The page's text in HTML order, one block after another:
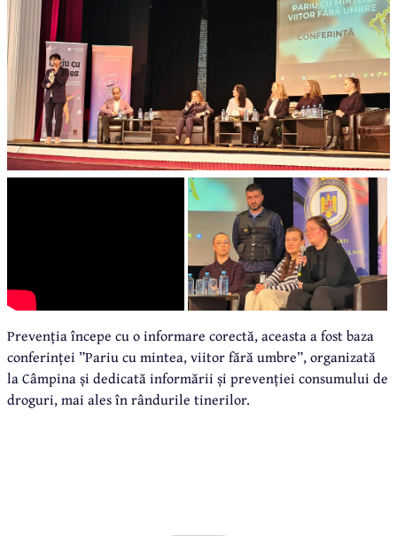
Prevenția începe cu o informare corectă, aceasta a fost baza
conferinței ”Pariu cu mintea, viitor fără umbre”, organizată
la Câmpina și dedicată informării și prevenției consumului de
droguri, mai ales în rândurile tinerilor.